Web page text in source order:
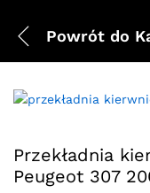
Powrót do
Przekładnia
Peugeot 307